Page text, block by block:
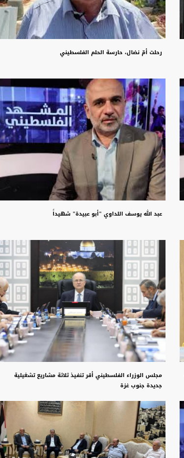
رحلت أمّ نضال، حارسة الحلم الفلسطيني
عبد الله يوسف اللداوي "أبو عبيدة" شهيداً
مجلس الوزراء الفلسطيني أقر تنفيذ ثلاثة مشاريع تشغيلية
جديدة جنوب غزة